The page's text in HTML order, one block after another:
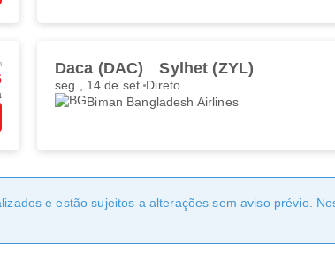
Daca (DAC) Sylhet (ZYL)
seg., 14 de set. Direto
Biman Bangladesh Airlines
e estão sujeitos a alterações sem aviso prévio.